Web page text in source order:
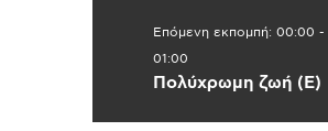
Επόμενη εκπομπή: 00:00 -
01:00
Πολύχρωμη ζωή (Ε)